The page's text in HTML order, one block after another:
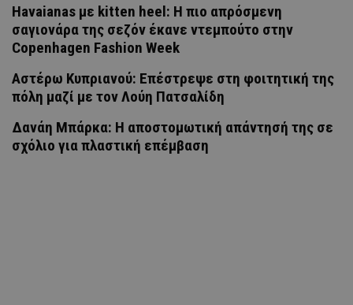
Havaianas με kitten heel: Η πιο απρόσμενη
σαγιονάρα της σεζόν έκανε ντεμπούτο στην
Copenhagen Fashion Week
Αστέρω Κυπριανού: Επέστρεψε στη φοιτητική της
πόλη μαζί με τον Λούη Πατσαλίδη
Δανάη Μπάρκα: Η αποστομωτική απάντησή της σε
σχόλιο για πλαστική επέμβαση